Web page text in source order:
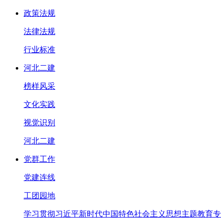
政策法规
法律法规
行业标准
河北二建
榜样风采
文化实践
视觉识别
河北二建
党群工作
党建连线
工团园地
学习贯彻习近平新时代中国特色社会主义思想主题教育